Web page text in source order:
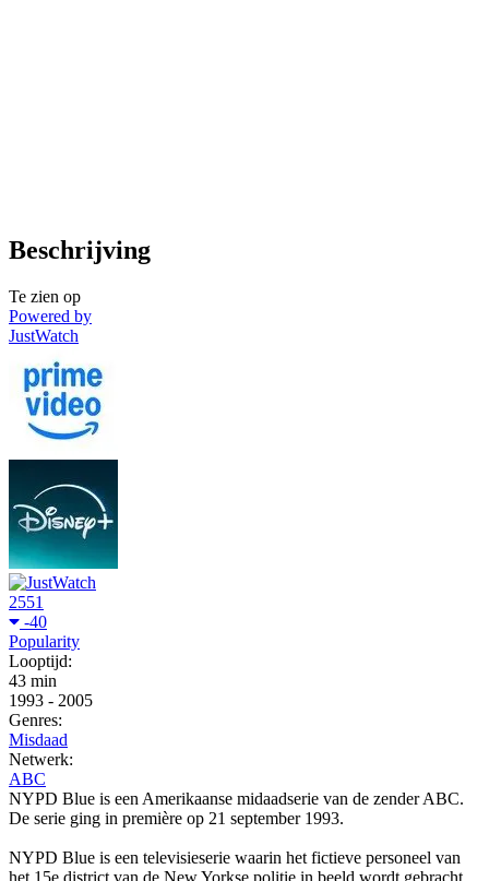
Beschrijving
Te zien op
Powered by
JustWatch
2551
-40
Popularity
Looptijd:
43 min
1993 - 2005
Genres:
Misdaad
Netwerk:
ABC
NYPD Blue is een Amerikaanse midaadserie van de zender ABC.
De serie ging in première op 21 september 1993.
NYPD Blue is een televisieserie waarin het fictieve personeel van
het 15e district van de New Yorkse politie in beeld wordt gebracht.